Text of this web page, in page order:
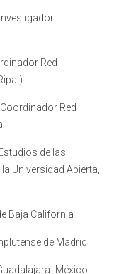
Red
Red
de las
Universidad Abierta,
Baja California
de Madrid
México